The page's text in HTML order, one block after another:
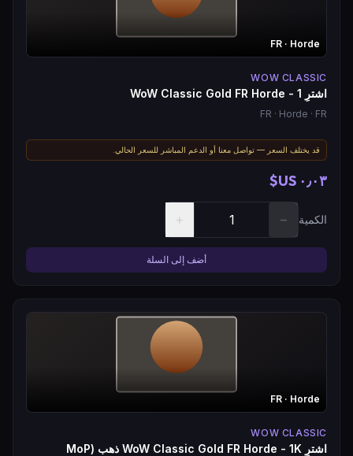
FR · Horde
WOW CLASSIC
اشترِ WoW Classic Gold FR Horde - 1
FR · Horde · FR
قد يختلف السعر — تواصل معنا أو الدعم المباشر للسعر الحالي.
٠٫٠٣ US$
الكمية −
+
أضف إلى السلة
FR · Horde
WOW CLASSIC
اشترِ WoW Classic Gold FR Horde - 1K ذهب (MoP